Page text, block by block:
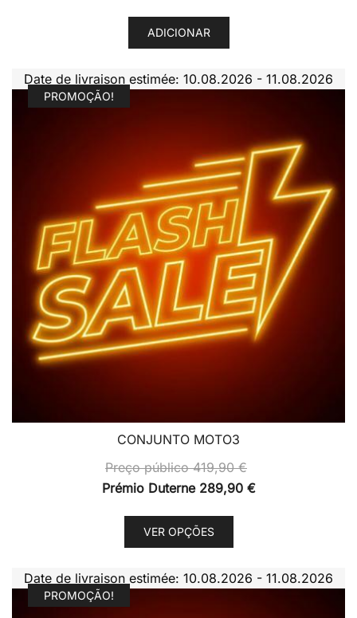
ADICIONAR
Date de livraison estimée: 10.08.2026 - 11.08.2026
PROMOÇÃO!
CONJUNTO MOTO3
Preço público419,90€
Prémio Duterne 289,90 €
VER OPÇÕES
This
multiple
Date de livraison estimée: 10.08.2026 - 11.08.2026
PROMOÇÃO!